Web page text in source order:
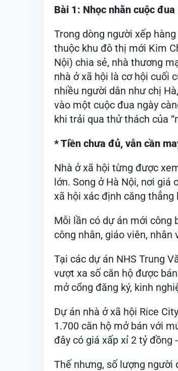
Bài 1: Nhọc nhằn cuộc
Trong dòng người xếp
thuộc khu đô thị mới Kim
Nội) chia sẻ, nhà thương
nhà ở xã hội là cơ hội cuối
nhiều người dân như chị
vào một cuộc đua ngày
khi trải qua thử thách của
* Tiền chưa đủ, vẫn cần
Nhà ở xã hội từng được
lớn. Song ở Hà Nội, nơi
xã hội xác định căng
Mỗi lần có dự án mới công
công nhân, giáo viên,
Tại các dự án NHS Trung
vượt xa số căn hộ được
mở cổng đăng ký, kinh
Dự án nhà ở xã hội Rice
1.700 căn hộ mở bán với
đây có giá xấp xỉ 2 tỷ đồng
Thế nhưng, số lượng người